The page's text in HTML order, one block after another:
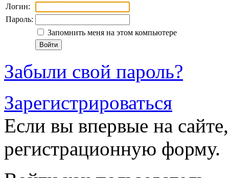
Логин:
Пароль:
Запомнить меня на этом компьютере
Забыли свой пароль?
Зарегистрироваться
Если вы впервые на
регистрационную форму.